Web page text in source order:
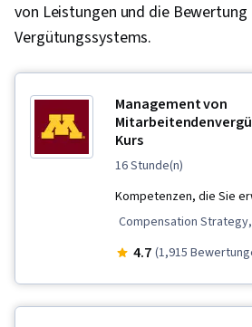
von Leistungen und die Bewertung
Vergütungssystems.
Management von
Kurs
16 Stunde(n)
Kompetenzen, die Sie
Compensation
Benefits, Labor Law,
4.7 (1,915